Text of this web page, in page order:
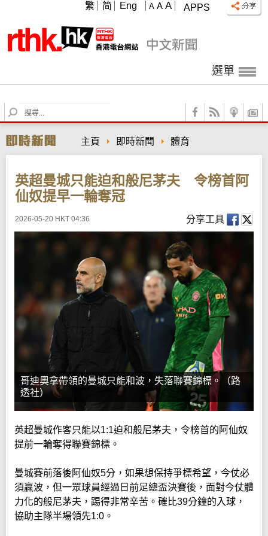
APPS
A A A
繁 简 Eng
選單
S
e
r
c
主頁 即時新聞 體育
英超曼城只能迫和般尼茅夫 令榜首阿
仙奴提早一輪奪冠
2026-05-20 HKT 04:36 分享工具
哥迪奧拿帶領的曼城只能和波，失落聯賽錦標。（路
透社）
英超曼城作客只能以1:1迫和般尼茅夫，令榜首的阿仙奴
提前一輪奪得聯賽錦標。
曼城賽前落後阿仙奴5分，如果想保持爭標希望，今仗必
須贏波，但一眾球員經過日前足總盃決賽後，面對今仗體
力化的般尼茅夫，踢得非常辛苦。確比39分鐘的入球，
協助主隊半場領先1:0。